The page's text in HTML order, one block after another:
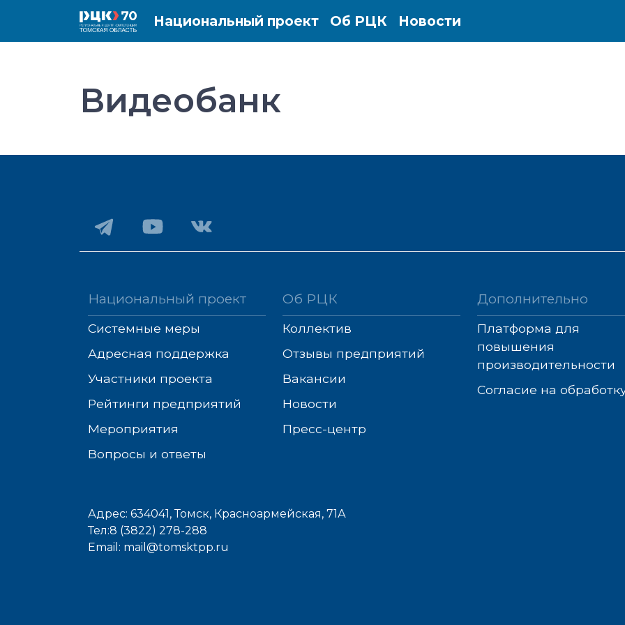
Национальный проект Об РЦК Новости
Видеобанк
Национальный проект
Системные меры
Адресная поддержка
Участники проекта
Рейтинги предприятий
Мероприятия
Вопросы и ответы
Об РЦК
Коллектив
Отзывы предприятий
Вакансии
Новости
Пресс-центр
Дополнительно
Платформа для
повышения
производительности
Согласие на
Адрес: 634041,Томск, Красноармейская, 71А
Тел:8 (3822) 278-288
Email: mail@tomsktpp.ru